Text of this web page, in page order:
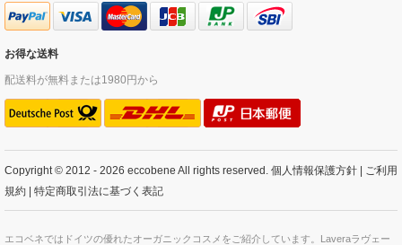
お得な送料
配送料が無料または1980円から
Copyright © 2012 - 2026 eccobene All rights reserved. 個人情報保護方針 | ご利用
規約 | 特定商取引法に基づく表記
エコベネではドイツの優れたオーガニックコスメをご紹介しています。Laveraラヴェー